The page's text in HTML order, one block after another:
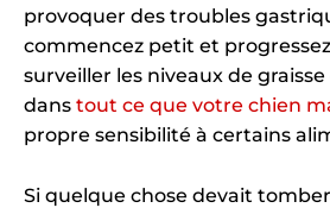
provoquer des troubles
commencez petit et
surveiller les niveaux de
dans tout ce que votre chien
propre sensibilité à certains
Si quelque chose devait